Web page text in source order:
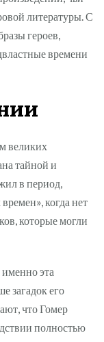
литературы. С
героев,
времени
великих
тайной и
в период,
когда нет
которые могли
эта
загадок его
что Гомер
полностью